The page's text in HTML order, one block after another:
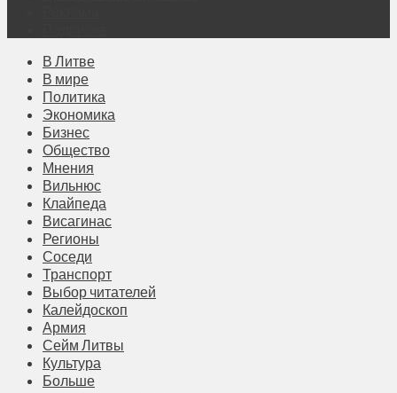
В Литве
В мире
Политика
Экономика
Бизнес
Общество
Мнения
Вильнюс
Клайпеда
Висагинас
Регионы
Соседи
Транспорт
Выбор читателей
Калейдоскоп
Армия
Сейм Литвы
Культура
Больше